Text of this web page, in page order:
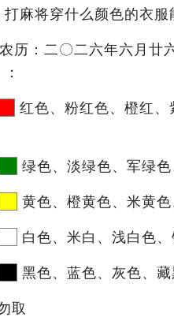
麻将穿什么颜色的衣服
历：二〇二六年六月廿
红色、粉红色、橙红
绿色、淡绿色、军绿
黄色、橙黄色、米黄
白色、米白、浅白色
黑色、蓝色、灰色、
取